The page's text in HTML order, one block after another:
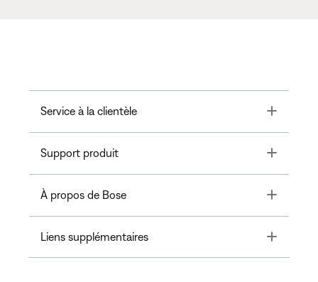
Service à la clientèle Toggle
Support produit Toggle
À propos de Bose Toggle
Liens supplémentaires Toggle